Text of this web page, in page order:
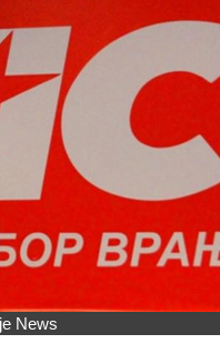
News